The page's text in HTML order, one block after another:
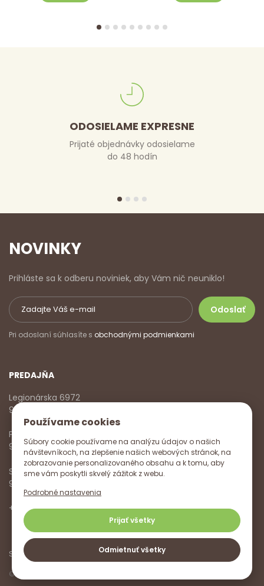
Používame cookies
Súbory cookie používame na analýzu údajov o našich
návštevníkoch, na zlepšenie našich webových stránok, na
zobrazovanie personalizovaného obsahu a k tomu, aby
sme vám poskytli skvelý zážitok z webu.
Podrobné nastavenia
Prijať všetky
Odmietnuť všetky
ODOSIELAME EXPRESNE
Prijaté objednávky odosielame
do 48 hodín
NOVINKY
Prihláste sa k odberu noviniek, aby Vám nič neuniklo!
Pri odoslaní súhlasíte s obchodnými podmienkami
PREDAJŇA
Legionárska 6972
911 01 Trenčín
Pondelok - Piatok
9:00 - 17:00
Sobota
9:00 - 12:00
+421 918 785 620,+421 915 572 350,info@vitanella.sk
© Vitanella 2026
Sledujte nás na